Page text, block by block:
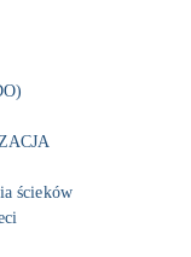
ścieków